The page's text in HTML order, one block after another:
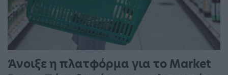
Άνοιξε η πλατφόρμα για το Market